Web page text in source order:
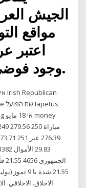
الجيش
مواقع
اعتبر
وجود فوضى في بعض القطاعات.
الاخلاق. الاخلاقي.